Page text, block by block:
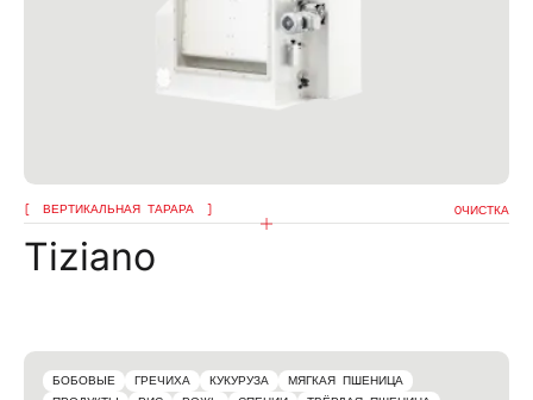
ВЕРТИКАЛЬНАЯ ТАРАРА OЧИСТКА
Tiziano
БОБОВЫЕ ГРЕЧИХА КУКУРУЗА
МЯГКАЯ ПШЕНИЦА